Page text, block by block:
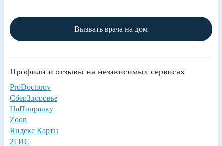
Вызвать врача на дом
Профили и отзывы на независимых сервисах
ProDoctorov
СберЗдоровье
НаПоправку
Zoon
Яндекс Карты
2ГИС